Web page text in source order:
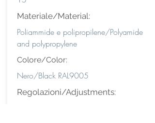
Materiale/Material:
Poliammide e polipropilene/Polyamide
and polypropylene
Colore/Color:
Nero/Black RAL9005
Regolazioni/Adjustments: